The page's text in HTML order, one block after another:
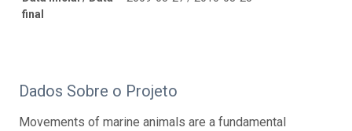
final
Dados Sobre o Projeto
Movements of marine animals are a fundamental